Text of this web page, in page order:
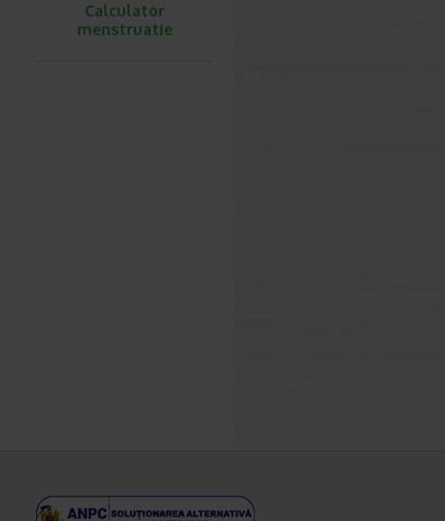
Calculator
menstruatie